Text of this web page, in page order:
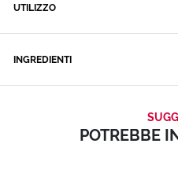
UTILIZZO
INGREDIENTI
POTREBBE